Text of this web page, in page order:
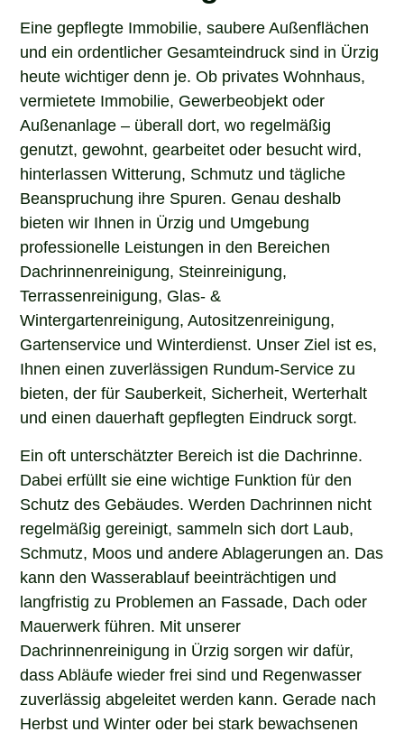
Eine gepflegte Immobilie, saubere Außenflächen
und ein ordentlicher Gesamteindruck sind in Ürzig
heute wichtiger denn je. Ob privates Wohnhaus,
vermietete Immobilie, Gewerbeobjekt oder
Außenanlage – überall dort, wo regelmäßig
genutzt, gewohnt, gearbeitet oder besucht wird,
hinterlassen Witterung, Schmutz und tägliche
Beanspruchung ihre Spuren. Genau deshalb
bieten wir Ihnen in Ürzig und Umgebung
professionelle Leistungen in den Bereichen
Dachrinnenreinigung, Steinreinigung,
Terrassenreinigung, Glas- &
Wintergartenreinigung, Autositzenreinigung,
Gartenservice und Winterdienst. Unser Ziel ist es,
Ihnen einen zuverlässigen Rundum-Service zu
bieten, der für Sauberkeit, Sicherheit, Werterhalt
und einen dauerhaft gepflegten Eindruck sorgt.
Ein oft unterschätzter Bereich ist die Dachrinne.
Dabei erfüllt sie eine wichtige Funktion für den
Schutz des Gebäudes. Werden Dachrinnen nicht
regelmäßig gereinigt, sammeln sich dort Laub,
Schmutz, Moos und andere Ablagerungen an. Das
kann den Wasserablauf beeinträchtigen und
langfristig zu Problemen an Fassade, Dach oder
Mauerwerk führen. Mit unserer
Dachrinnenreinigung in Ürzig sorgen wir dafür,
dass Abläufe wieder frei sind und Regenwasser
zuverlässig abgeleitet werden kann. Gerade nach
Herbst und Winter oder bei stark bewachsenen